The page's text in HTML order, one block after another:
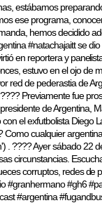
estábamos
ese programa,
hemos decidido
#natachajaitt se
en reportera y
estuvo en el ojo de
red de pederastia de
Previamente fue
de Argentina,
el exfutbolista Diego
cualquier
. ???? Ayer sábado 22
circunstancias.
corruptos, redes de
#granhermano #gh6
#argentina